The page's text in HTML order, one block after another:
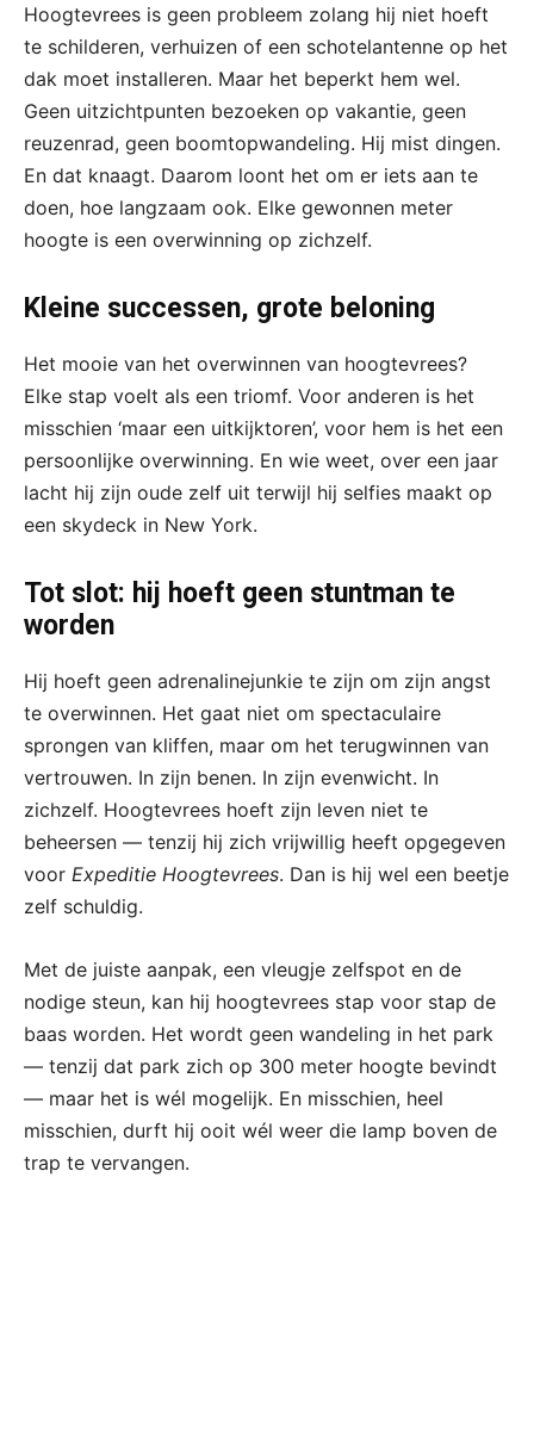
Hoogtevrees is geen probleem zolang hij niet hoeft
te schilderen, verhuizen of een schotelantenne op het
dak moet installeren. Maar het beperkt hem wel.
Geen uitzichtpunten bezoeken op vakantie, geen
reuzenrad, geen boomtopwandeling. Hij mist dingen.
En dat knaagt. Daarom loont het om er iets aan te
doen, hoe langzaam ook. Elke gewonnen meter
hoogte is een overwinning op zichzelf.
Kleine successen, grote beloning
Het mooie van het overwinnen van hoogtevrees?
Elke stap voelt als een triomf. Voor anderen is het
misschien ‘maar een uitkijktoren’, voor hem is het een
persoonlijke overwinning. En wie weet, over een jaar
lacht hij zijn oude zelf uit terwijl hij selfies maakt op
een skydeck in New York.
Tot slot: hij hoeft geen stuntman te
worden
Hij hoeft geen adrenalinejunkie te zijn om zijn angst
te overwinnen. Het gaat niet om spectaculaire
sprongen van kliffen, maar om het terugwinnen van
vertrouwen. In zijn benen. In zijn evenwicht. In
zichzelf. Hoogtevrees hoeft zijn leven niet te
beheersen — tenzij hij zich vrijwillig heeft opgegeven
voor Expeditie Hoogtevrees. Dan is hij wel een beetje
zelf schuldig.
Met de juiste aanpak, een vleugje zelfspot en de
nodige steun, kan hij hoogtevrees stap voor stap de
baas worden. Het wordt geen wandeling in het park
— tenzij dat park zich op 300 meter hoogte bevindt
— maar het is wél mogelijk. En misschien, heel
misschien, durft hij ooit wél weer die lamp boven de
trap te vervangen.